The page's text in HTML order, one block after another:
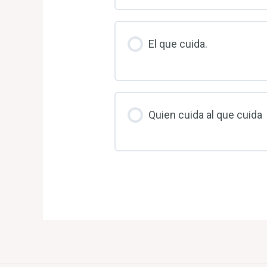
El que cuida.
Quien cuida al que cuida